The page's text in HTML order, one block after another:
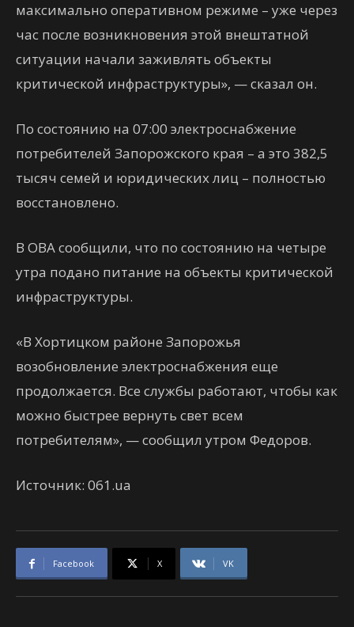
максимально оперативном режиме – уже через
час после возникновения этой внештатной
ситуации начали заживлять объекты
критической инфраструктуры», — сказал он.
По состоянию на 07:00 электроснабжение
потребителей Запорожского края – а это 382,5
тысяч семей и юридических лиц – полностью
восстановлено.
В ОВА сообщили, что по состоянию на четыре
утра подано питание на объекты критической
инфраструктуры.
«В Хортицком районе Запорожья
возобновление электроснабжения еще
продолжается. Все службы работают, чтобы как
можно быстрее вернуть свет всем
потребителям», — сообщил утром Федоров.
Источник: 061.ua
Facebook X VK